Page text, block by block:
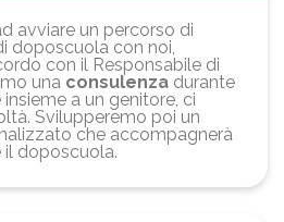
avviare un percorso di
doposcuola con noi,
con il Responsabile di
una consulenza durante
a un genitore, ci
Svilupperemo poi un
che accompagnerà
doposcuola.